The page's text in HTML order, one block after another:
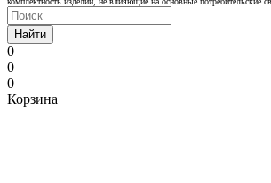
Найти
0
0
0
Корзина